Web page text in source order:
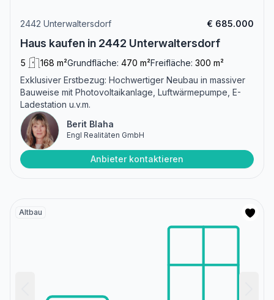
2442 Unterwaltersdorf € 685.000
Haus kaufen in 2442 Unterwaltersdorf
5 168 m²Grundfläche: 470 m²Freifläche: 300 m²
Exklusiver Erstbezug: Hochwertiger Neubau in massiver
Bauweise mit Photovoltaikanlage, Luftwärmepumpe, E-
Ladestation u.v.m.
Berit Blaha
Engl Realitäten GmbH
Anbieter kontaktieren
Altbau